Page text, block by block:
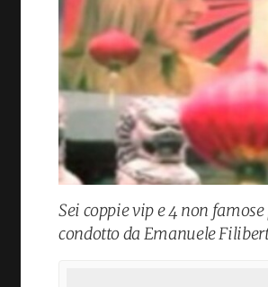
Sei coppie vip e 4 non
condotto da Emanuele